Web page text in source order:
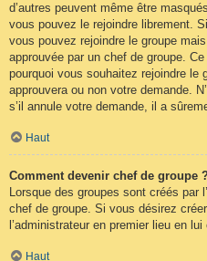
d’autres peuvent même être
vous pouvez le rejoindre librement.
vous pouvez rejoindre le groupe
approuvée par un chef de groupe.
pourquoi vous souhaitez rejoindre le
approuvera ou non votre demande.
s’il annule votre demande, il a
Haut
Comment devenir chef de groupe
Lorsque des groupes sont créés par
chef de groupe. Si vous désirez
l’administrateur en premier lieu en
Haut